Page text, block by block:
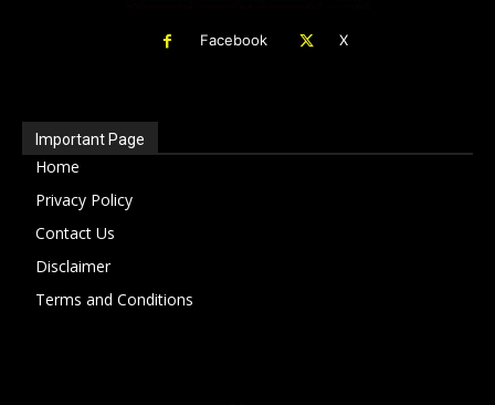
Facebook X
Important Page
Home
Privacy Policy
Contact Us
Disclaimer
Terms and Conditions